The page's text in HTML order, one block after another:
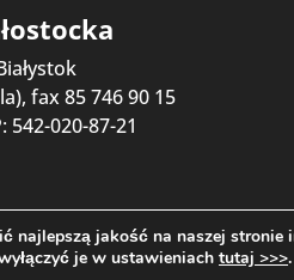
fax 85 746 90 15
542-020-87-21
najlepszą jakość na naszej
je w ustawieniach tutaj >>>.